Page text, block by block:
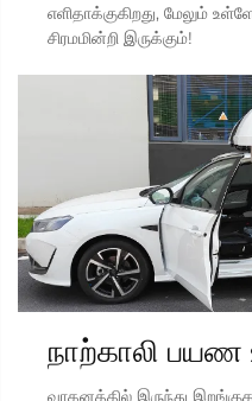
எளிதாக்குகிறது, மேலும்
சிரமமின்றி இருக்கும்!
நாற்காலி பயண
வாகனத்தில் இருந்து